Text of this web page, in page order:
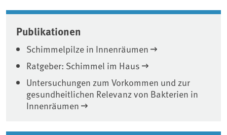
Associated content
Publikationen
Schimmelpilze in Innenräumen
Ratgeber: Schimmel im Haus
Untersuchungen zum Vorkommen und zur
gesundheitlichen Relevanz von Bakterien in
Innenräumen